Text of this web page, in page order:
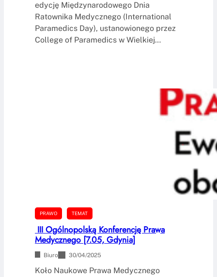
edycję Międzynarodowego Dnia
Ratownika Medycznego (International
Paramedics Day), ustanowionego przez
College of Paramedics w Wielkiej…
PRAWO TEMAT
III Ogólnopolską Konferencję Prawa
Medycznego [7.05, Gdynia]
Biuro 30/04/2025
Koło Naukowe Prawa Medycznego